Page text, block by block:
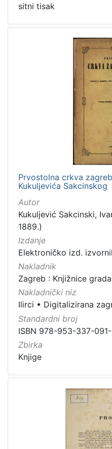
sitni tisak
Prvostolna crkva
Kukuljevića Sakcinskog
Autor
Kukuljević Sakcinski,
1889.)
Izdanje
Elektroničko izd.
Nakladnik
Zagreb : Knjižnice
Nakladnički niz
Ilirci • Digitalizirana
Standardni broj
ISBN 978-953-337-
Zbirka
Knjige